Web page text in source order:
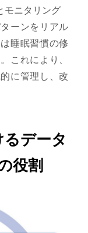
モニタリング
ーンをリアル
睡眠習慣の修
これにより、
に管理し、改
データ
役割